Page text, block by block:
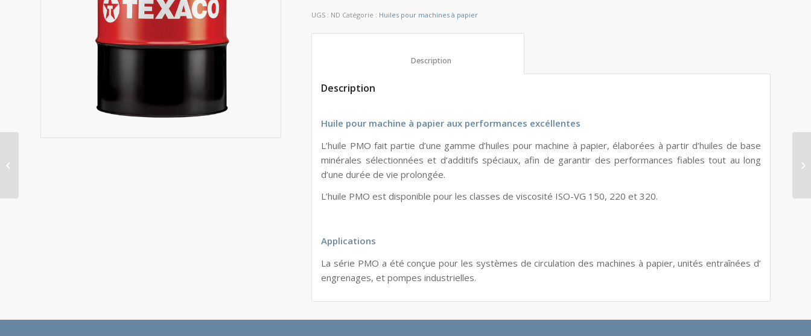
UGS : ND Catégorie : Huiles pour machines à papier
Description
Huile pour machine à papier aux performances excéllentes
L’huile PMO fait partie d’une gamme d’huiles pour machine à papier, élaborées à partir d’huiles de base
minérales sélectionnées et d’additifs spéciaux, afin de garantir des performances fiables tout au long
d’une durée de vie prolongée.
L’huile PMO est disponible pour les classes de viscosité ISO-VG 150, 220 et 320.
Applications
La série PMO a été conçue pour les systèmes de circulation des machines à papier, unités entraînées d’
engrenages, et pompes industrielles.